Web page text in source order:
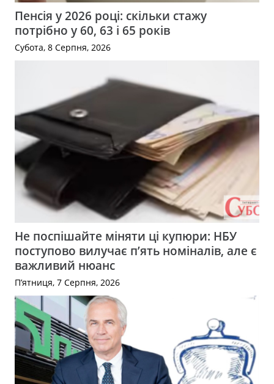
Пенсія у 2026 році: скільки стажу
потрібно у 60, 63 і 65 років
Субота, 8 Серпня, 2026
Не поспішайте міняти ці купюри: НБУ
поступово вилучає п’ять номіналів, але є
важливий нюанс
П’ятниця, 7 Серпня, 2026